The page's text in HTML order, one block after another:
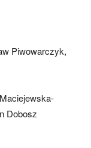
Piwowarczyk,
Dobosz